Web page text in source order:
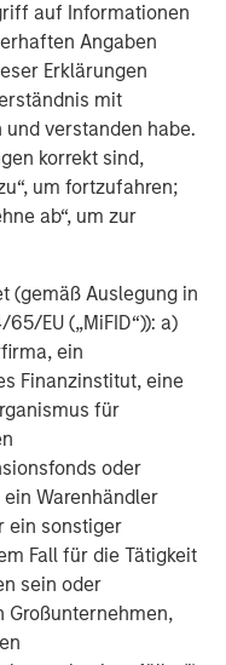
auf Informationen
Angaben
Erklärungen
mit
verstanden habe.
korrekt sind,
um fortzufahren;
ab“, um zur
(gemäß Auslegung in
EU („MiFID“)): a)
ein
Finanzinstitut, eine
für
oder
Warenhändler
ein sonstiger
Fall für die Tätigkeit
sein oder
Großunternehmen,
with generally
decline as well as
notice will
saw during the
Suppliers
production facilities
as many larger auto
Supplier plants are
to increased
Consumers will be
longer, benefitting
as they typically
profit from
have demonstrated in
the price increase to
keep existing cars
volume.